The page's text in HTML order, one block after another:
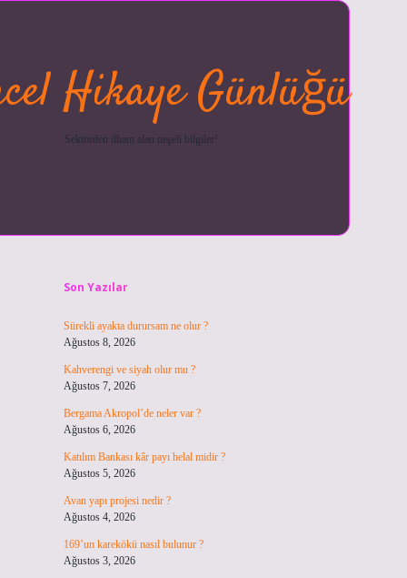
Hikaye Günlüğü
Sektörden ilham alan neşeli bilgiler!
Son Yazılar
Sürekli ayakta durursam ne olur ?
Ağustos 8, 2026
Kahverengi ve siyah olur mu ?
Ağustos 7, 2026
Bergama Akropol’de neler var ?
Ağustos 6, 2026
Katılım Bankası kâr payı helal midir ?
Ağustos 5, 2026
Avan yapı projesi nedir ?
Ağustos 4, 2026
169’un karekökü nasıl bulunur ?
Ağustos 3, 2026